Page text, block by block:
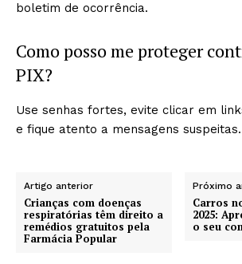
boletim de ocorrência.
Como posso me proteger
PIX?
Use senhas fortes, evite clicar em
e fique atento a mensagens suspeitas.
Artigo anterior
Crianças com doenças
respiratórias têm direito a
remédios gratuitos pela
Farmácia Popular
Próximo
Carros
2025:
o seu